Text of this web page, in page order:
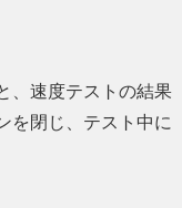
、速度テストの結果
を閉じ、テスト中に